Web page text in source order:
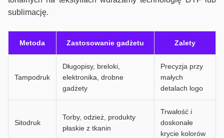
sublimację.
Metoda Zastosowanie gadżetu Zalety
Tampodruk
Długopisy, breloki,
elektronika, drobne
gadżety
Precyzja przy
małych
detalach logo
Sitodruk
Torby, odzież, produkty
płaskie z tkanin
Trwałość i
doskonałe
krycie kolorów